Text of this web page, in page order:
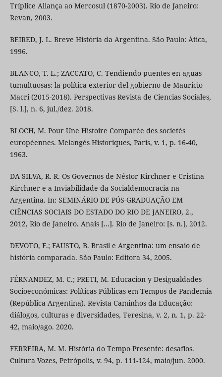
Tríplice Aliança ao Mercosul (1870-2003). Rio de Janeiro:
Revan, 2003.
BEIRED, J. L. Breve História da Argentina. São Paulo: Ática,
1996.
BLANCO, T. L.; ZACCATO, C. Tendiendo puentes en aguas
tumultuosas: la política exterior del gobierno de Mauricio
Macri (2015-2018). Perspectivas Revista de Ciencias Sociales,
[S. l.], n. 6, jul./dez. 2018.
BLOCH, M. Pour Une Histoire Comparée des societés
européennes. Melangés Historiques, Paris, v. 1, p. 16-40,
1963.
DA SILVA, R. R. Os Governos de Néstor Kirchner e Cristina
Kirchner e a Inviabilidade da Socialdemocracia na
Argentina. In: SEMINÁRIO DE PÓS-GRADUAÇÃO EM
CIÊNCIAS SOCIAIS DO ESTADO DO RIO DE JANEIRO, 2.,
2012, Rio de Janeiro. Anais [...]. Rio de Janeiro: [s. n.], 2012.
DEVOTO, F.; FAUSTO, B. Brasil e Argentina: um ensaio de
história comparada. São Paulo: Editora 34, 2005.
FÉRNANDEZ, M. C.; PRETI, M. Educacion y Desigualdades
Socioeconómicas: Políticas Públicas em Tempos de Pandemia
(República Argentina). Revista Caminhos da Educação:
diálogos, culturas e diversidades, Teresina, v. 2, n. 1, p. 22-
42, maio/ago. 2020.
FERREIRA, M. M. História do Tempo Presente: desafios.
Cultura Vozes, Petrópolis, v. 94, p. 111-124, maio/jun. 2000.